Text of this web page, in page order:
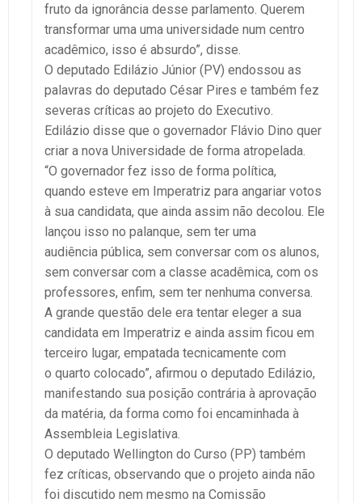
fruto da ignorância desse parlamento. Querem
transformar uma uma universidade num centro
acadêmico, isso é absurdo”, disse.
O deputado Edilázio Júnior (PV) endossou as
palavras do deputado César Pires e também fez
severas críticas ao projeto do Executivo.
Edilázio disse que o governador Flávio Dino quer
criar a nova Universidade de forma atropelada.
“O governador fez isso de forma política,
quando esteve em Imperatriz para angariar votos
à sua candidata, que ainda assim não decolou. Ele
lançou isso no palanque, sem ter uma
audiência pública, sem conversar com os alunos,
sem conversar com a classe acadêmica, com os
professores, enfim, sem ter nenhuma conversa.
A grande questão dele era tentar eleger a sua
candidata em Imperatriz e ainda assim ficou em
terceiro lugar, empatada tecnicamente com
o quarto colocado”, afirmou o deputado Edilázio,
manifestando sua posição contrária à aprovação
da matéria, da forma como foi encaminhada à
Assembleia Legislativa.
O deputado Wellington do Curso (PP) também
fez críticas, observando que o projeto ainda não
foi discutido nem mesmo na Comissão